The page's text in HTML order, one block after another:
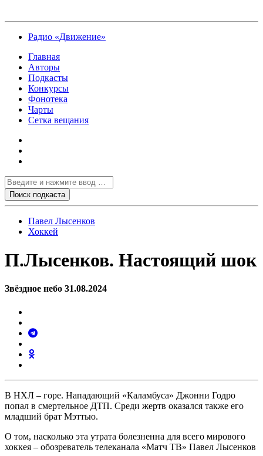
Радио «Движение»
Главная
Авторы
Подкасты
Конкурсы
Фонотека
Чарты
Сетка вещания
Павел Лысенков
Хоккей
П.Лысенков. Настоящий шок
Звёздное небо 31.08.2024
В НХЛ – горе. Нападающий «Каламбуса» Джонни Годро
попал в смертельное ДТП. Среди жертв оказался также его
младший брат Мэттью.
О том, насколько эта утрата болезненна для всего мирового
хоккея – обозреватель телеканала «Матч ТВ» Павел Лысенков